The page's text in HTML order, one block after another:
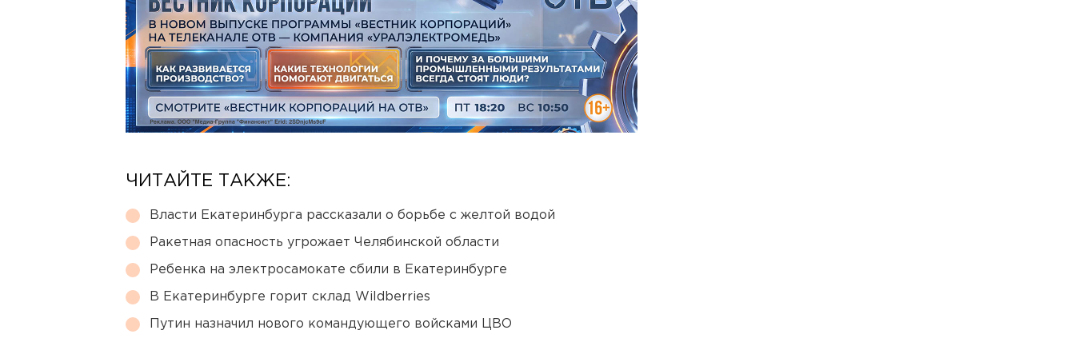
ЧИТАЙТЕ ТАКЖЕ:
Власти Екатеринбурга рассказали о борьбе с желтой водой
Ракетная опасность угрожает Челябинской области
Ребенка на электросамокате сбили в Екатеринбурге
В Екатеринбурге горит склад Wildberries
Путин назначил нового командующего войсками ЦВО